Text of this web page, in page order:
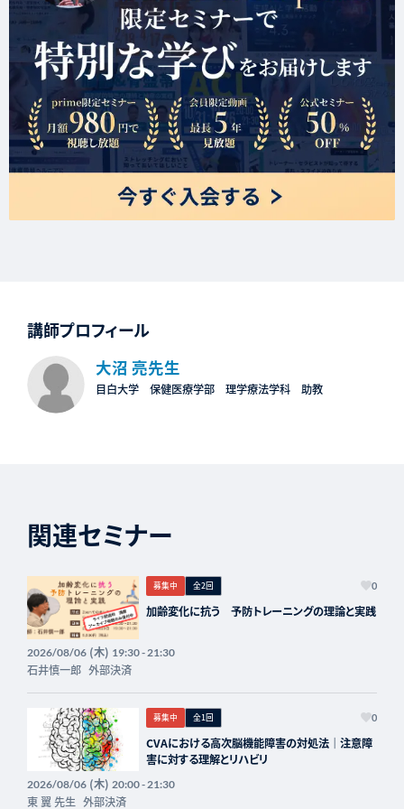
講師プロフィール
大沼 亮先生
目白大学 保健医療学部 理学療法学科 助教
関連セミナー
募集中 全2回 0
加齢変化に抗う 予防トレーニングの理論と実践
2026/08/06(木) 19:30 - 21:30
石井慎一郎 外部決済
募集中 全1回 0
CVAにおける高次脳機能障害の対処法｜注意障
害に対する理解とリハビリ
2026/08/06(木) 20:00 - 21:30
東 翼 先生 外部決済